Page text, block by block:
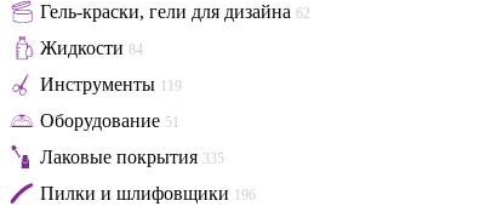
Гель-краски, гели для дизайна 62
Жидкости 84
Инструменты 119
Оборудование 51
Лаковые покрытия 335
Пилки и шлифовщики 196